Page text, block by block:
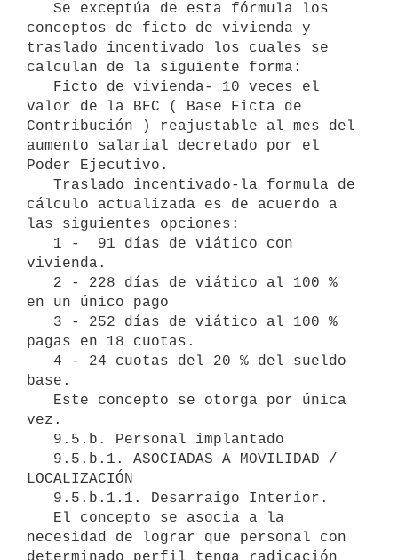
conceptos de ficto de vivienda y
traslado incentivado los cuales se
calculan de la siguiente forma:
valor de la BFC ( Base Ficta de
Contribución ) reajustable al mes del
aumento salarial decretado por el
Poder Ejecutivo.
cálculo actualizada es de acuerdo a
las siguientes opciones:
vivienda.
en un único pago
pagas en 18 cuotas.
base.
vez.
LOCALIZACIÓN
necesidad de lograr que personal con